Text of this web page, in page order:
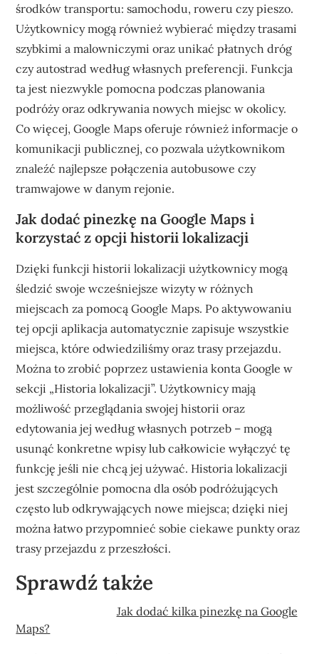
środków transportu: samochodu, roweru czy pieszo.
Użytkownicy mogą również wybierać między trasami
szybkimi a malowniczymi oraz unikać płatnych dróg
czy autostrad według własnych preferencji. Funkcja
ta jest niezwykle pomocna podczas planowania
podróży oraz odkrywania nowych miejsc w okolicy.
Co więcej, Google Maps oferuje również informacje o
komunikacji publicznej, co pozwala użytkownikom
znaleźć najlepsze połączenia autobusowe czy
tramwajowe w danym rejonie.
Jak dodać pinezkę na Google Maps i
korzystać z opcji historii lokalizacji
Dzięki funkcji historii lokalizacji użytkownicy mogą
śledzić swoje wcześniejsze wizyty w różnych
miejscach za pomocą Google Maps. Po aktywowaniu
tej opcji aplikacja automatycznie zapisuje wszystkie
miejsca, które odwiedziliśmy oraz trasy przejazdu.
Można to zrobić poprzez ustawienia konta Google w
sekcji „Historia lokalizacji”. Użytkownicy mają
możliwość przeglądania swojej historii oraz
edytowania jej według własnych potrzeb – mogą
usunąć konkretne wpisy lub całkowicie wyłączyć tę
funkcję jeśli nie chcą jej używać. Historia lokalizacji
jest szczególnie pomocna dla osób podróżujących
często lub odkrywających nowe miejsca; dzięki niej
można łatwo przypomnieć sobie ciekawe punkty oraz
trasy przejazdu z przeszłości.
Sprawdź także
Jak dodać kilka pinezkę na Google
Maps?